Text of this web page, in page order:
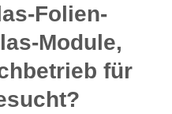
Folien-
Module,
für